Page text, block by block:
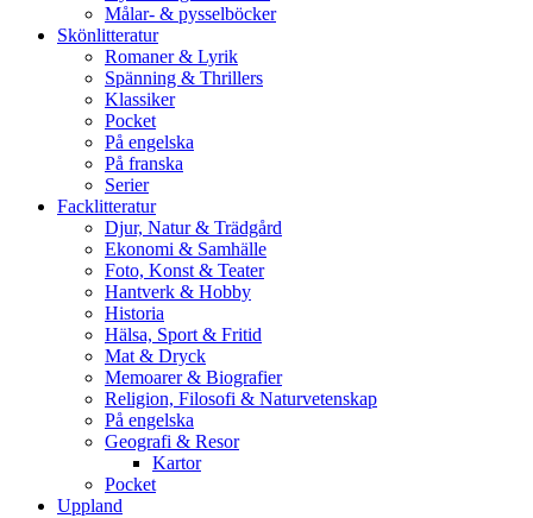
Målar- & pysselböcker
Skönlitteratur
Romaner & Lyrik
Spänning & Thrillers
Klassiker
Pocket
På engelska
På franska
Serier
Facklitteratur
Djur, Natur & Trädgård
Ekonomi & Samhälle
Foto, Konst & Teater
Hantverk & Hobby
Historia
Hälsa, Sport & Fritid
Mat & Dryck
Memoarer & Biografier
Religion, Filosofi & Naturvetenskap
På engelska
Geografi & Resor
Kartor
Pocket
Uppland